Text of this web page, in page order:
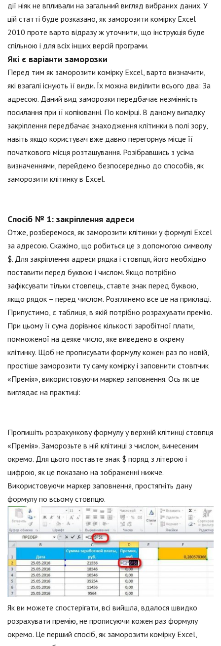
дії ніяк не впливали на загальний вигляд вибраних даних. У
цій статті буде розказано, як заморозити комірку Excel
2010 проте варто відразу ж уточнити, що інструкція буде
спільною і для всіх інших версій програми.
Які є варіанти заморозки
Перед тим як заморозити комірку Excel, варто визначити,
які взагалі існують її види. Їх можна виділити всього два: За
адресою. Даний вид заморозки передбачає незмінність
посилання при її копіюванні. По комірці. В даному випадку
закріплення передбачає знаходження клітинки в полі зору,
навіть якщо користувач вже давно перегорнув місце її
початкового місця розташування. Розібравшись з усіма
визначеннями, перейдемо безпосередньо до способів, як
заморозити клітинку в Excel.
Спосіб № 1: закріплення адреси
Отже, розберемося, як заморозити клітинки у формулі Excel
за адресою. Скажімо, що робиться це з допомогою символу
$. Для закріплення адреси рядка і стовпця, його необхідно
поставити перед буквою і числом. Якщо потрібно
зафіксувати тільки стовпець, ставте знак перед буквою,
якщо рядок – перед числом. Розглянемо все це на прикладі.
Припустимо, є таблиця, в якій потрібно розрахувати премію.
При цьому її сума дорівнює кількості заробітної плати,
помноженої на деяке число, яке виведено в окрему
клітинку. Щоб не прописувати формулу кожен раз по новій,
простіше заморозити ту саму комірку і заповнити стовпчик
«Премія», використовуючи маркер заповнення. Ось як це
виглядає на практиці:
Пропишіть розрахункову формулу у верхній клітинці стовпця
«Премія». Заморозьте в ній клітинці з числом, винесеним
окремо. Для цього поставте знак $ поряд з літерою і
цифрою, як це показано на зображенні нижче.
Використовуючи маркер заповнення, простягніть дану
формулу по всьому стовпцю.
Як ви можете спостерігати, всі вийшла, вдалося швидко
розрахувати премію, не прописуючи кожен раз формулу
окремо. Це перший спосіб, як заморозити комірку Excel,